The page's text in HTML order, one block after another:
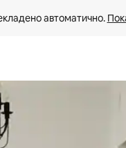
автоматично.